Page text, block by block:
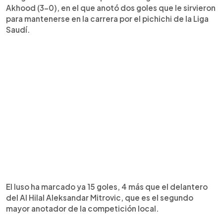
Akhood (3-0), en el que anotó dos goles que le sirvieron
para mantenerse en la carrera por el pichichi de la Liga
Saudí.
El luso ha marcado ya 15 goles, 4 más que el delantero
del Al Hilal Aleksandar Mitrovic, que es el segundo
mayor anotador de la competición local.